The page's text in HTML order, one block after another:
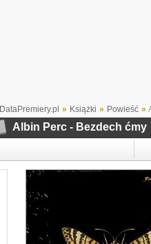
DataPremiery.pl » Książki » Powieść »
Albin Perc - Bezdech ćmy